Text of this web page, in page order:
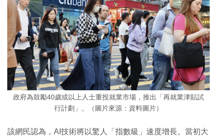
政府為鼓勵40歲或以上人士重投就業市場，推出「再就業津貼試
行計劃」。（圖片來源：資料圖片）
該網民認為，AI技術將以驚人「指數級」速度增長。當初大